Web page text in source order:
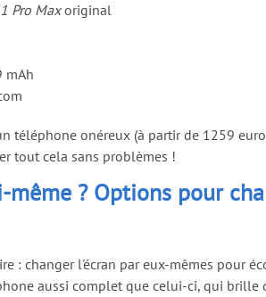
Pro Maxoriginal
mAh
téléphone onéreux (à partir de 1259
tout cela sans problèmes !
? Options pour
: changer l'écran par eux-mêmes pour
aussi complet que celui-ci, qui brille